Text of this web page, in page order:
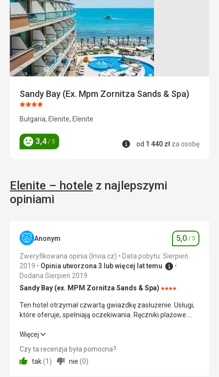
Sandy Bay (Ex. Mpm Zornitza Sands & Spa)
Ocena:
4/5
Bułgaria, Elenite, Elenite
Ocena
3,4/ 5 Informacje
od 1 440 zł za osobę
Elenite – hotele z najlepszymi
opiniami
Anonym Ocena
5,0 / 5
Zweryfikowana opinia (Invia.cz)
Data pobytu: Sierpień
2019
Opinia utworzona 3 lub więcej lat temu
Dodana Sierpień 2019
Sandy Bay (ex. MPM Zornitza Sands & Spa) Ocena:
4/5
Ten hotel otrzymał czwartą gwiazdkę zasłużenie. Usługi,
które oferuje, spełniają oczekiwania. Ręczniki plażowe.
Przestronna jadalnia. Doskonałe jedzenie. Plaża blisko.
Ten hotel otrzymał czwartą gwiazdkę zasłużenie. Usługi,
Leżaki i parasole w cenie przy basenie i na plaży.
Przestronna jadalnia. Doskonałe jedzenie. Plaża blisko.
Więcej
Czy ta recenzja była pomocna?
tak (1 ) nie (0)